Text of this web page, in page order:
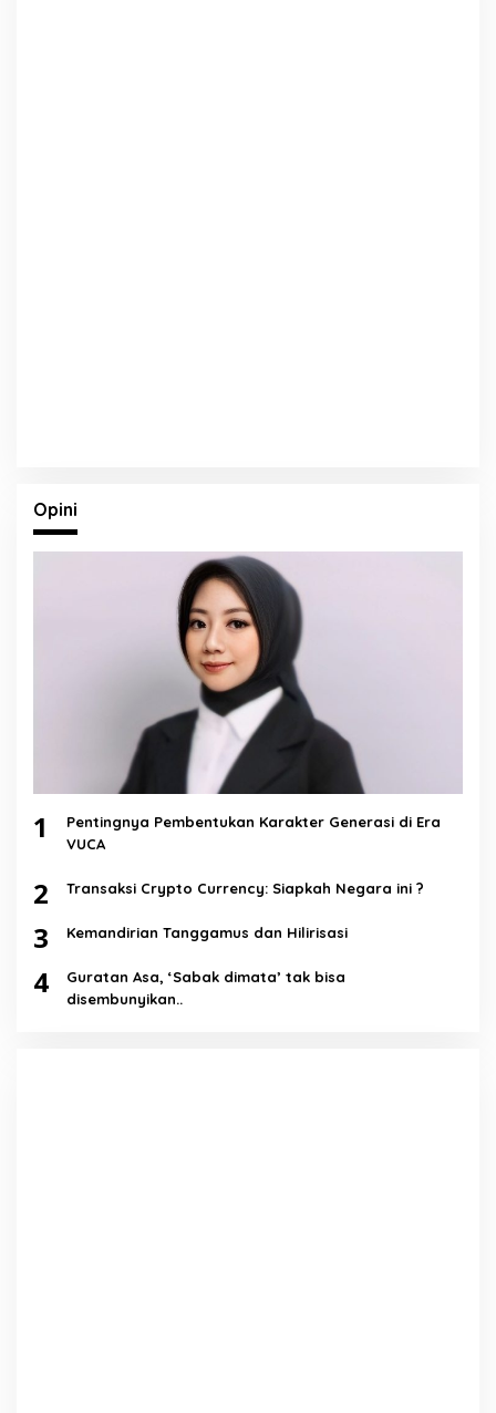
Opini
1
Pentingnya Pembentukan Karakter Generasi di Era
VUCA
2 Transaksi Crypto Currency: Siapkah Negara ini ?
3 Kemandirian Tanggamus dan Hilirisasi
4
Guratan Asa, ‘Sabak dimata’ tak bisa
disembunyikan..